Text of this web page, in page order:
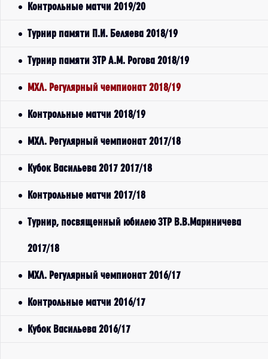
Контрольные матчи 2019/20
Турнир памяти П.И. Беляева 2018/19
Турнир памяти ЗТР А.М. Рогова 2018/19
МХЛ. Регулярный чемпионат 2018/19
Контрольные матчи 2018/19
МХЛ. Регулярный чемпионат 2017/18
Кубок Васильева 2017 2017/18
Контрольные матчи 2017/18
Турнир, посвященный юбилею ЗТР В.В.Мариничева
2017/18
МХЛ. Регулярный чемпионат 2016/17
Контрольные матчи 2016/17
Кубок Васильева 2016/17